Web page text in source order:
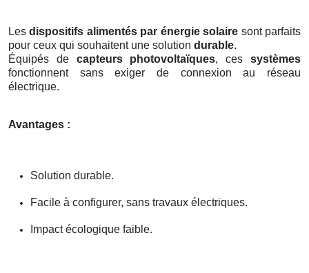
Lesdispositifs alimentés par énergie solaire sont parfaits
pour ceux qui souhaitent une solution durable.
Équipés de capteurs photovoltaïques, cessystèmes
fonctionnent sans exiger de connexion au réseau
électrique.
Avantages :
Solution durable.
Facile à configurer, sans travaux électriques.
Impact écologique faible.